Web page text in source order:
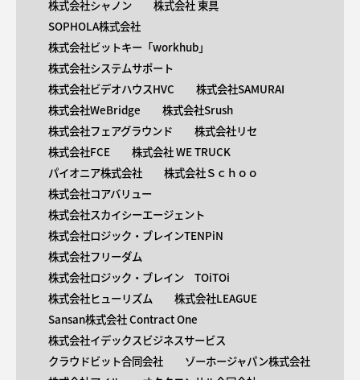
株式会社シャノン
株式会社 東具
SOPHOLA株式会社
株式会社ビットキー「workhub」
株式会社システムサポート
株式会社ビデオハウスHVC
株式会社SAMURAI
株式会社WeBridge
株式会社Srush
株式会社フェアグラウンド
株式会社リセ
株式会社FCE
株式会社 WE TRUCK
パイオニア株式会社
株式会社Ｓｃｈｏｏ
株式会社コアバリュー
株式会社スカイシーエージェント
株式会社ロジック・ブレインTENPiN
株式会社フリーダム
株式会社ロジック・ブレイン TOiTOi
株式会社ヒューリズム
株式会社LEAGUE
Sansan株式会社 Contract One
株式会社イデックスビジネスサービス
クラウドビット合同会社
ゾーホージャパン株式会社